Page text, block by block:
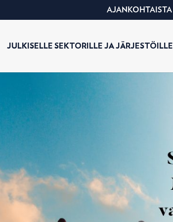
AJANKOHTAISTA
JULKISELLE SEKTORILLE JA JÄRJESTÖILLE